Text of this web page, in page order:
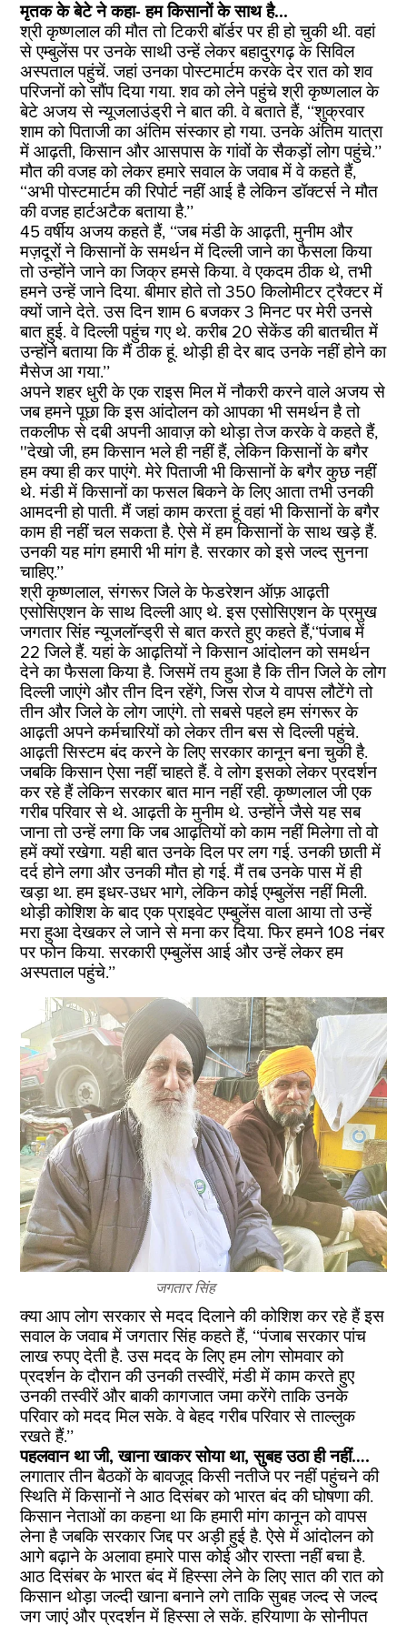
मृतक के बेटे ने कहा- हम किसानों के साथ है...
श्री कृष्णलाल की मौत तो टिकरी बॉर्डर पर ही हो चुकी थी. वहां
से एम्बुलेंस पर उनके साथी उन्हें लेकर बहादुरगढ़ के सिविल
अस्पताल पहुंचें. जहां उनका पोस्टमार्टम करके देर रात को शव
परिजनों को सौंप दिया गया. शव को लेने पहुंचे श्री कृष्णलाल के
बेटे अजय से न्यूजलाउंड्री ने बात की. वे बताते हैं, ‘‘शुक्रवार
शाम को पिताजी का अंतिम संस्कार हो गया. उनके अंतिम यात्रा
में आढ़ती, किसान और आसपास के गांवों के सैकड़ों लोग पहुंचे.’’
मौत की वजह को लेकर हमारे सवाल के जवाब में वे कहते हैं,
‘‘अभी पोस्टमार्टम की रिपोर्ट नहीं आई है लेकिन डॉक्टर्स ने मौत
की वजह हार्टअटैक बताया है.’’
45 वर्षीय अजय कहते हैं, ‘‘जब मंडी के आढ़ती, मुनीम और
मज़दूरों ने किसानों के समर्थन में दिल्ली जाने का फैसला किया
तो उन्होंने जाने का जिक्र हमसे किया. वे एकदम ठीक थे, तभी
हमने उन्हें जाने दिया. बीमार होते तो 350 किलोमीटर ट्रैक्टर में
क्यों जाने देते. उस दिन शाम 6 बजकर 3 मिनट पर मेरी उनसे
बात हुई. वे दिल्ली पहुंच गए थे. करीब 20 सेकेंड की बातचीत में
उन्होंने बताया कि मैं ठीक हूं. थोड़ी ही देर बाद उनके नहीं होने का
मैसेज आ गया.’’
अपने शहर धुरी के एक राइस मिल में नौकरी करने वाले अजय से
जब हमने पूछा कि इस आंदोलन को आपका भी समर्थन है तो
तकलीफ से दबी अपनी आवाज़ को थोड़ा तेज करके वे कहते हैं,
''देखो जी, हम किसान भले ही नहीं हैं, लेकिन किसानों के बगैर
हम क्या ही कर पाएंगे. मेरे पिताजी भी किसानों के बगैर कुछ नहीं
थे. मंडी में किसानों का फसल बिकने के लिए आता तभी उनकी
आमदनी हो पाती. मैं जहां काम करता हूं वहां भी किसानों के बगैर
काम ही नहीं चल सकता है. ऐसे में हम किसानों के साथ खड़े हैं.
उनकी यह मांग हमारी भी मांग है. सरकार को इसे जल्द सुनना
चाहिए.’’
श्री कृष्णलाल, संगरूर जिले के फेडरेशन ऑफ़ आढ़ती
एसोसिएशन के साथ दिल्ली आए थे. इस एसोसिएशन के प्रमुख
जगतार सिंह न्यूजलॉन्ड्री से बात करते हुए कहते हैं,‘‘पंजाब में
22 जिले हैं. यहां के आढ़तियों ने किसान आंदोलन को समर्थन
देने का फैसला किया है. जिसमें तय हुआ है कि तीन जिले के लोग
दिल्ली जाएंगे और तीन दिन रहेंगे, जिस रोज ये वापस लौटेंगे तो
तीन और जिले के लोग जाएंगे. तो सबसे पहले हम संगरूर के
आढ़ती अपने कर्मचारियों को लेकर तीन बस से दिल्ली पहुंचे.
आढ़ती सिस्टम बंद करने के लिए सरकार कानून बना चुकी है.
जबकि किसान ऐसा नहीं चाहते हैं. वे लोग इसको लेकर प्रदर्शन
कर रहे हैं लेकिन सरकार बात मान नहीं रही. कृष्णलाल जी एक
गरीब परिवार से थे. आढ़ती के मुनीम थे. उन्होंने जैसे यह सब
जाना तो उन्हें लगा कि जब आढ़तियों को काम नहीं मिलेगा तो वो
हमें क्यों रखेगा. यही बात उनके दिल पर लग गई. उनकी छाती में
दर्द होने लगा और उनकी मौत हो गई. मैं तब उनके पास में ही
खड़ा था. हम इधर-उधर भागे, लेकिन कोई एम्बुलेंस नहीं मिली.
थोड़ी कोशिश के बाद एक प्राइवेट एम्बुलेंस वाला आया तो उन्हें
मरा हुआ देखकर ले जाने से मना कर दिया. फिर हमने 108 नंबर
पर फोन किया. सरकारी एम्बुलेंस आई और उन्हें लेकर हम
अस्पताल पहुंचे.’’
जगतार सिंह
क्या आप लोग सरकार से मदद दिलाने की कोशिश कर रहे हैं इस
सवाल के जवाब में जगतार सिंह कहते हैं, ‘‘पंजाब सरकार पांच
लाख रुपए देती है. उस मदद के लिए हम लोग सोमवार को
प्रदर्शन के दौरान की उनकी तस्वीरें, मंडी में काम करते हुए
उनकी तस्वीरें और बाकी कागजात जमा करेंगे ताकि उनके
परिवार को मदद मिल सके. वे बेहद गरीब परिवार से ताल्लुक
रखते हैं.’’
पहलवान था जी, खाना खाकर सोया था, सुबह उठा ही नहीं….
लगातार तीन बैठकों के बावजूद किसी नतीजे पर नहीं पहुंचने की
स्थिति में किसानों ने आठ दिसंबर को भारत बंद की घोषणा की.
किसान नेताओं का कहना था कि हमारी मांग कानून को वापस
लेना है जबकि सरकार जिद्द पर अड़ी हुई है. ऐसे में आंदोलन को
आगे बढ़ाने के अलावा हमारे पास कोई और रास्ता नहीं बचा है.
आठ दिसंबर के भारत बंद में हिस्सा लेने के लिए सात की रात को
किसान थोड़ा जल्दी खाना बनाने लगे ताकि सुबह जल्द से जल्द
जग जाएं और प्रदर्शन में हिस्सा ले सकें. हरियाणा के सोनीपत